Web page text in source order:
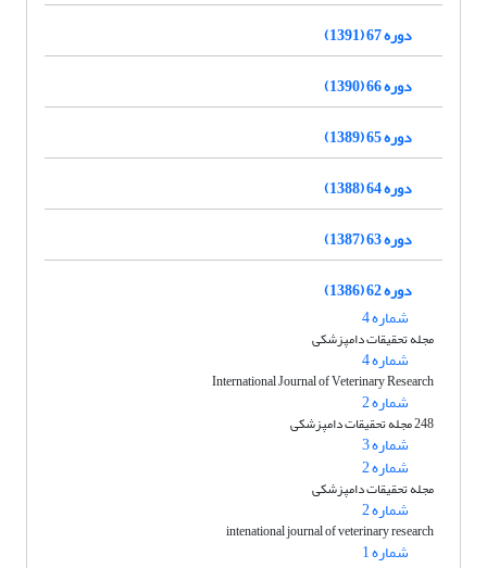
دوره 67 (1391)
دوره 66 (1390)
دوره 65 (1389)
دوره 64 (1388)
دوره 63 (1387)
دوره 62 (1386)
شماره 4
مجله تحقیقات دامپزشکی
شماره 4
International Journal of Veterinary Research
شماره 2
248 مجله تحقیقات دامپزشکی
شماره 3
شماره 2
مجله تحقیقات دامپزشکی
شماره 2
intenational journal of veterinary research
شماره 1